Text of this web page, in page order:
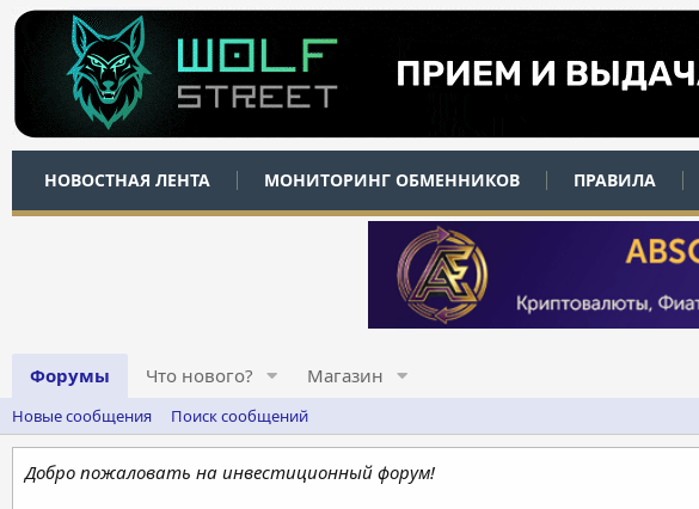
НОВОСТНАЯ ЛЕНТА МОНИТОРИНГ ОБМЕННИКОВ ПРАВИЛА
Форумы Что нового? Магазин
Новые сообщения Поиск сообщений
Добро пожаловать на инвестиционный форум!